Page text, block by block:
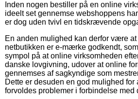
Inden nogen bestiller på en online
ideelt set gennemse webshoppens
er dog uden tvivl en tidskrævende
En anden mulighed kan derfor være
netbutikken er e-mærke godkendt,
sympol på at online virksomheden
danske lovgivning, udover at online
gennemses af sagkyndige som
Dette er desuden en god mulighed for
forvoldes problemer i forbindelse med